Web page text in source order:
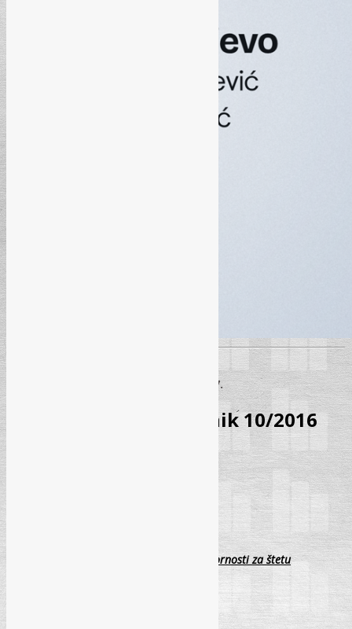
Sarajevo - 07. 07.
Sadržaj: Pravni Savjetnik 10/2016
Ugovorno isključenje ili ograničenje odgovornosti za štetu